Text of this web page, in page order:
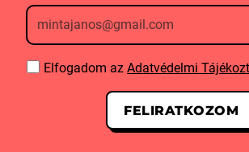
Elfogadom azAdatvédelmi